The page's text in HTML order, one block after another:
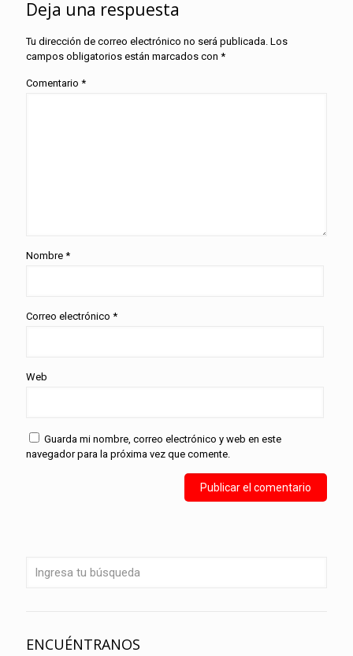
Deja una respuesta
Tu dirección de correo electrónico no será publicada. Los
campos obligatorios están marcados con *
Comentario *
Nombre *
Correo electrónico *
Web
Guarda mi nombre, correo electrónico y web en este
navegador para la próxima vez que comente.
ENCUÉNTRANOS